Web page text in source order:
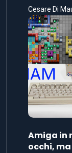
Cesare Di
Amiga in
occhi,